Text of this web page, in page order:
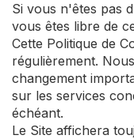
Si vous n'êtes pas
vous êtes libre de
Cette Politique de
régulièrement.
changement
sur les services
échéant.
Le Site affichera